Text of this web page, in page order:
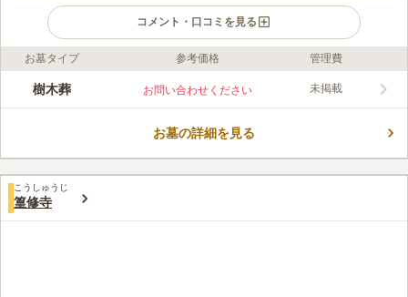
コメント・口コミを見る
口コミ評価
この霊園はまだ誰からも評価されていません。
お墓タイプ 参考価格 管理費
樹木葬 お問い合わせください 未掲載
お墓の詳細を見る
こうしゅうじ
篁修寺